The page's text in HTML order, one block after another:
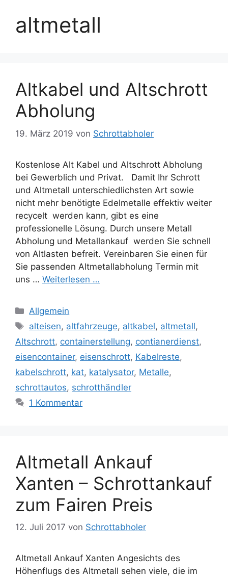
altmetall
Altkabel und Altschrott
Abholung
19. März 2019 von Schrottabholer
Kostenlose Alt Kabel und Altschrott Abholung
bei Gewerblich und Privat. Damit Ihr Schrott
und Altmetall unterschiedlichsten Art sowie
nicht mehr benötigte Edelmetalle effektiv weiter
recycelt werden kann, gibt es eine
professionelle Lösung. Durch unsere Metall
Abholung und Metallankauf werden Sie schnell
von Altlasten befreit. Vereinbaren Sie einen für
Sie passenden Altmetallabholung Termin mit
uns … Weiterlesen …
Kategorien
Allgemein
Schlagwörter
alteisen, altfahrzeuge, altkabel, altmetall,
Altschrott, containerstellung, contianerdienst,
eisencontainer, eisenschrott, Kabelreste,
kabelschrott, kat, katalysator, Metalle,
schrottautos, schrotthändler
1 Kommentar
Altmetall Ankauf
Xanten – Schrottankauf
zum Fairen Preis
12. Juli 2017 von Schrottabholer
Altmetall Ankauf Xanten Angesichts des
Höhenflugs des Altmetall sehen viele, die im